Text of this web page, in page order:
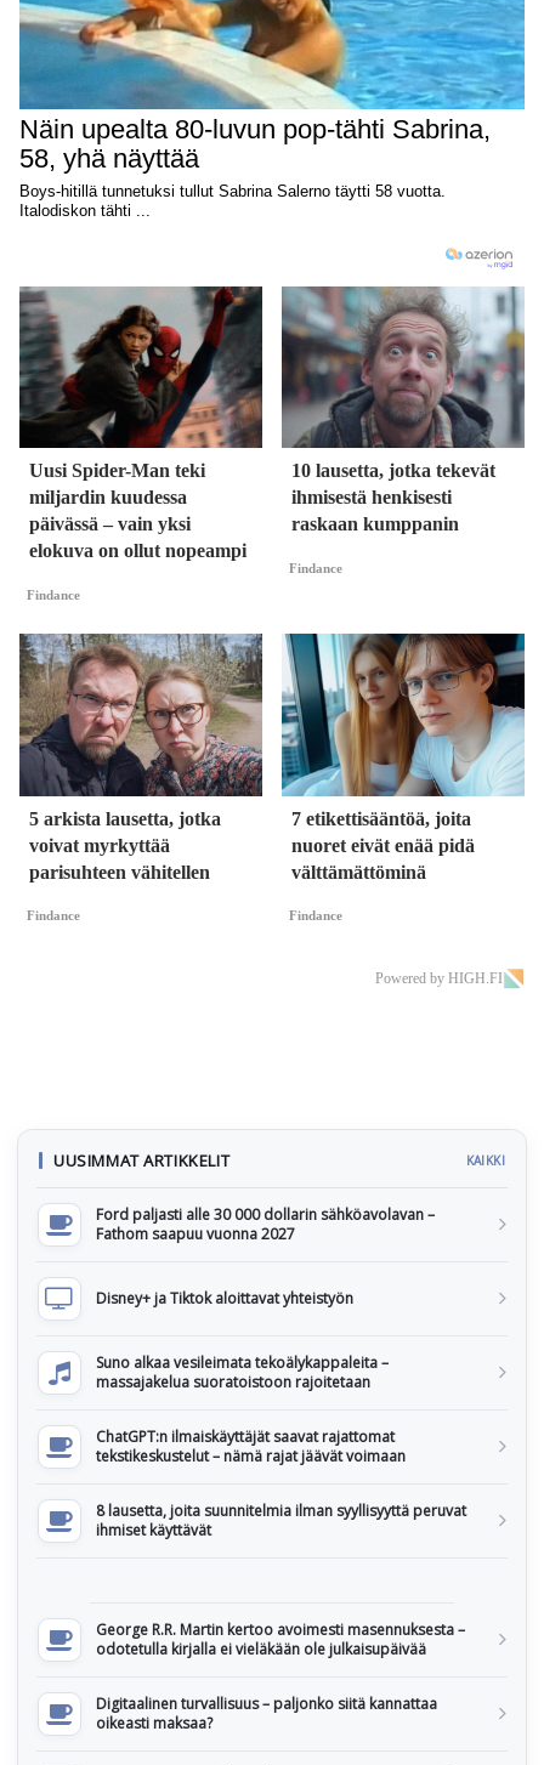
Uusi Spider-Man teki
miljardin kuudessa
päivässä – vain yksi
elokuva on ollut nopeampi
Findance
10 lausetta, jotka tekevät
ihmisestä henkisesti
raskaan kumppanin
Findance
5 arkista lausetta, jotka
voivat myrkyttää
parisuhteen vähitellen
Findance
7 etikettisääntöä, joita
nuoret eivät enää pidä
välttämättöminä
Findance
Powered by HIGH.FI
UUSIMMAT ARTIKKELIT KAIKKI
Ford paljasti alle 30 000 dollarin sähköavolavan –
Fathom saapuu vuonna 2027
Disney+ ja Tiktok aloittavat yhteistyön
Suno alkaa vesileimata tekoälykappaleita –
massajakelua suoratoistoon rajoitetaan
ChatGPT:n ilmaiskäyttäjät saavat rajattomat
tekstikeskustelut – nämä rajat jäävät voimaan
8 lausetta, joita suunnitelmia ilman syyllisyyttä peruvat
ihmiset käyttävät
George R.R. Martin kertoo avoimesti masennuksesta –
odotetulla kirjalla ei vieläkään ole julkaisupäivää
Digitaalinen turvallisuus – paljonko siitä kannattaa
oikeasti maksaa?